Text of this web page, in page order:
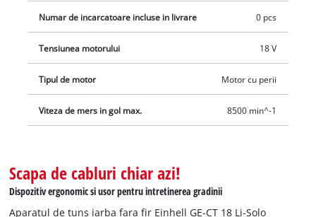
Numar de incarcatoare incluse in livrare 0 pcs
Tensiunea motorului 18 V
Tipul de motor Motor cu perii
Viteza de mers in gol max. 8500 min^-1
Scapa de cabluri chiar azi!
Dispozitiv ergonomic si usor pentru intretinerea gradinii
Aparatul de tuns iarba fara fir Einhell GE-CT 18 Li-Solo